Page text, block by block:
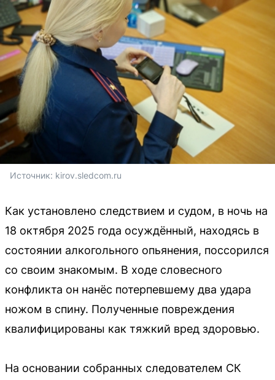
Источник: kirov.sledcom.ru
Как установлено следствием и судом, в ночь на
18 октября 2025 года осуждённый, находясь в
состоянии алкогольного опьянения, поссорился
со своим знакомым. В ходе словесного
конфликта он нанёс потерпевшему два удара
ножом в спину. Полученные повреждения
квалифицированы как тяжкий вред здоровью.
На основании собранных следователем СК